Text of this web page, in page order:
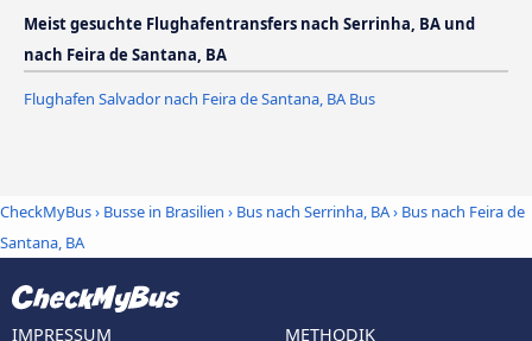
Meist gesuchte Flughafentransfers nach Serrinha, BA und
nach Feira de Santana, BA
Flughafen Salvador nach Feira de Santana, BA Bus
CheckMyBus› Busse in Brasilien › Bus nach Serrinha, BA› Bus nach Feira de
Santana, BA
IMPRESSUM METHODIK